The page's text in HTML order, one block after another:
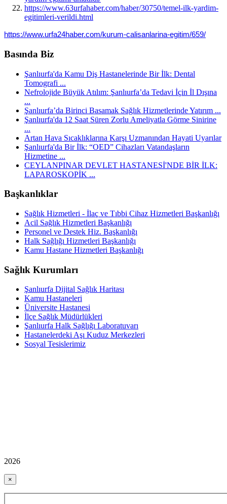
https://www.63urfahaber.com/haber/30750/temel-ilk-yardim-
egitimleri-verildi.html
https://www.urfa24haber.com/kurum-calisanlarina-egitim/659/
Basında Biz
Şanlıurfa'da Kamu Diş Hastanelerinde Bir İlk: Dental
Tomografi ...
Nefrolojide Büyük Atılım: Şanlıurfa’da Tedavi İçin İl Dışına
...
Şanlıurfa’da Birinci Basamak Sağlık Hizmetlerinde Yatırım ...
Şanlıurfa'da 12 Saat Süren Zorlu Ameliyatla Görme Sinirine
...
Artan Hava Sıcaklıklarına Karşı Uzmanından Hayati Uyarılar
Şanlıurfa'da Bir İlk: “OED” Cihazları Vatandaşların
Hizmetine ...
CEYLANPINAR DEVLET HASTANESİ'NDE BİR İLK:
LAPAROSKOPİK ...
Başkanlıklar
Sağlık Hizmetleri - İlaç ve Tıbbi Cihaz Hizmetleri Başkanlığı
Acil Sağlık Hizmetleri Başkanlığı
Personel ve Destek Hiz. Başkanlığı
Halk Sağlığı Hizmetleri Başkanlığı
Kamu Hastane Hizmetleri Başkanlığı
Sağlık Kurumları
Şanlıurfa Dijital Sağlık Haritası
Kamu Hastaneleri
Üniversite Hastanesi
İlçe Sağlık Müdürlükleri
Şanlıurfa Halk Sağlığı Laboratuvarı
Hastanelerdeki Aşı Kuduz Merkezleri
Sosyal Tesislerimiz
2026
×